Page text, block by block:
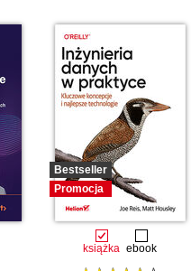
Bestseller
Promocja
książka ebook